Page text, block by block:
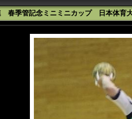
春季管記念ミニミニカップ 日本体